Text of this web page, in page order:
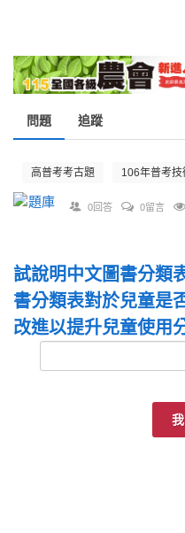
問題 追蹤
高普考考古題 106年普考
0回答 0留言
試說明中文圖書分類
書分類表對於兒童是
改進以提升兒童使用